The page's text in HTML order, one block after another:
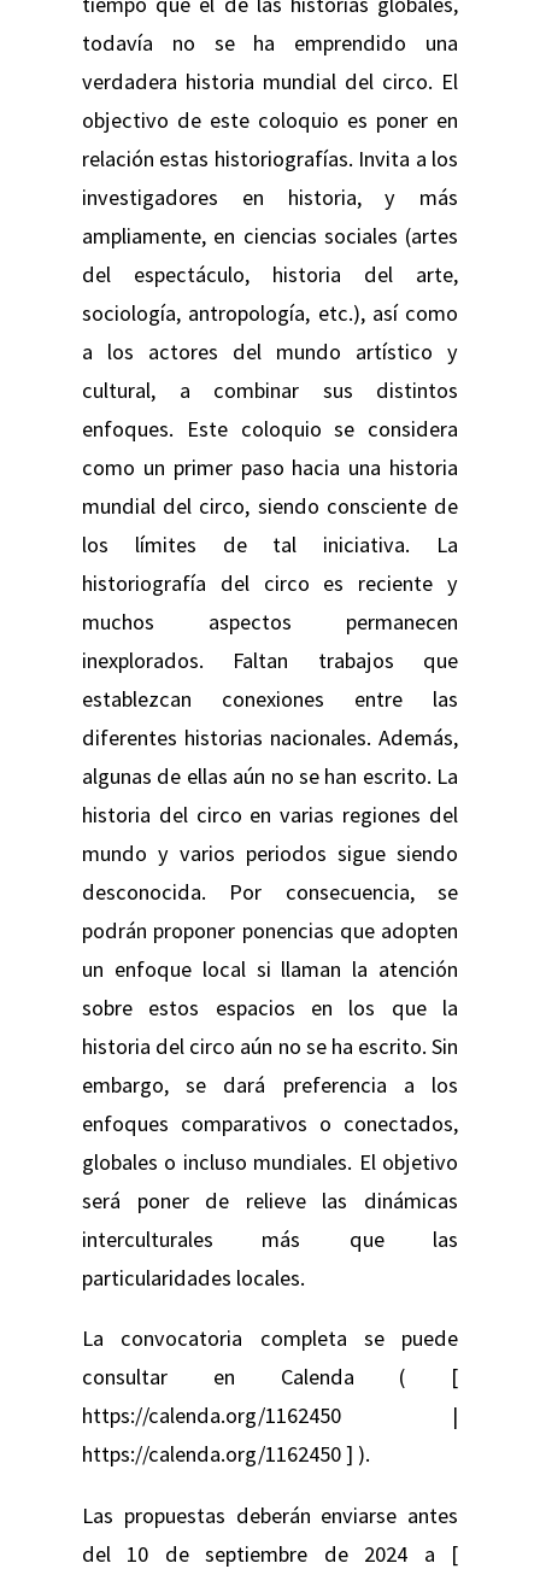
todavía no se ha emprendido una
verdadera historia mundial del circo. El
objectivo de este coloquio es poner en
relación estas historiografías. Invita a los
investigadores en historia, y más
ampliamente, en ciencias sociales (artes
del espectáculo, historia del arte,
sociología, antropología, etc.), así como
a los actores del mundo artístico y
cultural, a combinar sus distintos
enfoques. Este coloquio se considera
como un primer paso hacia una historia
mundial del circo, siendo consciente de
los límites de tal iniciativa. La
historiografía del circo es reciente y
muchos aspectos permanecen
inexplorados. Faltan trabajos que
establezcan conexiones entre las
diferentes historias nacionales. Además,
algunas de ellas aún no se han escrito. La
historia del circo en varias regiones del
mundo y varios periodos sigue siendo
desconocida. Por consecuencia, se
podrán proponer ponencias que adopten
un enfoque local si llaman la atención
sobre estos espacios en los que la
historia del circo aún no se ha escrito. Sin
embargo, se dará preferencia a los
enfoques comparativos o conectados,
globales o incluso mundiales. El objetivo
será poner de relieve las dinámicas
interculturales más que las
particularidades locales.
La convocatoria completa se puede
consultar en Calenda ( [
https://calenda.org/1162450 |
https://calenda.org/1162450 ] ).
Las propuestas deberán enviarse antes
del 10 de septiembre de 2024 a [